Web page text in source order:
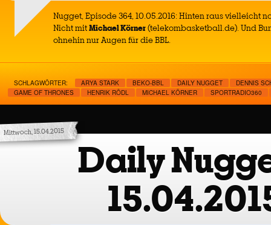
Nugget, Episode 364, 10.05.2016: Hinten raus vielleicht
Nicht mitMichael Körner(telekombasketball.de). Und
ohnehin nur Augen für die BBL.
SCHLAGWÖRTER: ARYA STARK BEKO-BBL DAILY NUGGET
DENNIS
GAME OF THRONES
HENRIK RÖDL MICHAEL KÖRNER SPORTRADIO360
Mittwoch, 15.04.2015
Daily